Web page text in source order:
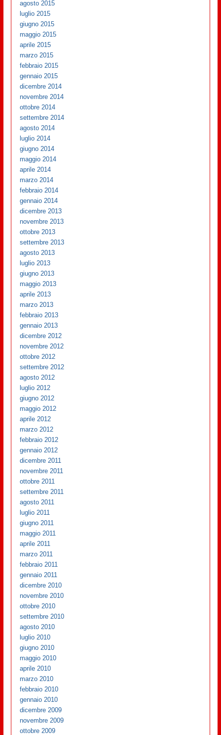
agosto 2015
luglio 2015
giugno 2015
maggio 2015
aprile 2015
marzo 2015
febbraio 2015
gennaio 2015
dicembre 2014
novembre 2014
ottobre 2014
settembre 2014
agosto 2014
luglio 2014
giugno 2014
maggio 2014
aprile 2014
marzo 2014
febbraio 2014
gennaio 2014
dicembre 2013
novembre 2013
ottobre 2013
settembre 2013
agosto 2013
luglio 2013
giugno 2013
maggio 2013
aprile 2013
marzo 2013
febbraio 2013
gennaio 2013
dicembre 2012
novembre 2012
ottobre 2012
settembre 2012
agosto 2012
luglio 2012
giugno 2012
maggio 2012
aprile 2012
marzo 2012
febbraio 2012
gennaio 2012
dicembre 2011
novembre 2011
ottobre 2011
settembre 2011
agosto 2011
luglio 2011
giugno 2011
maggio 2011
aprile 2011
marzo 2011
febbraio 2011
gennaio 2011
dicembre 2010
novembre 2010
ottobre 2010
settembre 2010
agosto 2010
luglio 2010
giugno 2010
maggio 2010
aprile 2010
marzo 2010
febbraio 2010
gennaio 2010
dicembre 2009
novembre 2009
ottobre 2009